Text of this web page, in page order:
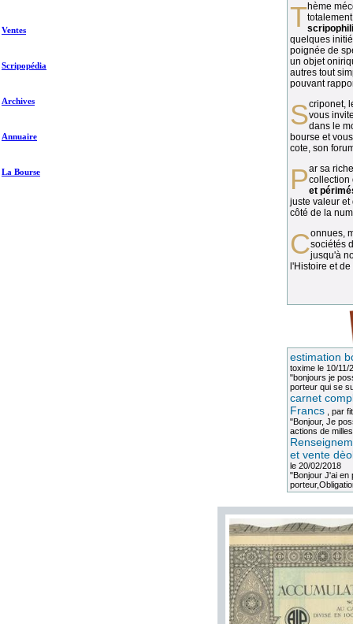
Ventes
Scripopédia
Archives
Annuaire
La Bourse
Thème méconnu des collectionneurs et
quelques
poignée de
un objet
autres tout
pouvant
vous
dans le
bourse et
cote, son
Par sa richesse et sa diversité, lacollection
et
juste valeur et
côté de la
Connues, méconnues, ou inconnues, lessociétés
jusqu'à
l'Histoire et
estimation
toximele 10/11/
"bonjours je
porteur qui se
carnet
Francs, par
"Bonjour, Je
actions de
et vente
le 20/02/2018
"Bonjour J'ai en